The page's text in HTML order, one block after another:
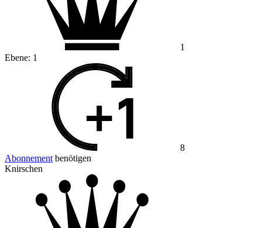
1
Ebene: 1
8
Abonnement benötigen
Knirschen